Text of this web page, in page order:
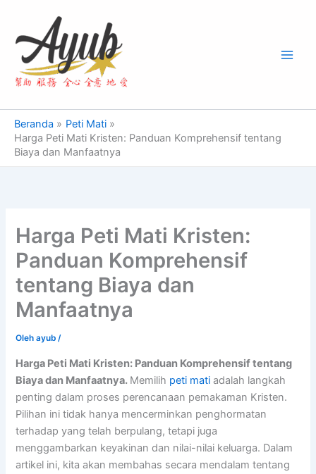
konten
Beranda
Peti Mati
Harga Peti Mati Kristen: Panduan Komprehensif tentang
Biaya dan Manfaatnya
Harga Peti Mati Kristen:
Panduan Komprehensif
tentang Biaya dan
Manfaatnya
Olehayub/
Harga Peti Mati Kristen: Panduan Komprehensif tentang
Biaya dan Manfaatnya. Memilih peti mati adalah langkah
penting dalam proses perencanaan pemakaman Kristen.
Pilihan ini tidak hanya mencerminkan penghormatan
terhadap yang telah berpulang, tetapi juga
menggambarkan keyakinan dan nilai-nilai keluarga. Dalam
artikel ini, kita akan membahas secara mendalam tentang